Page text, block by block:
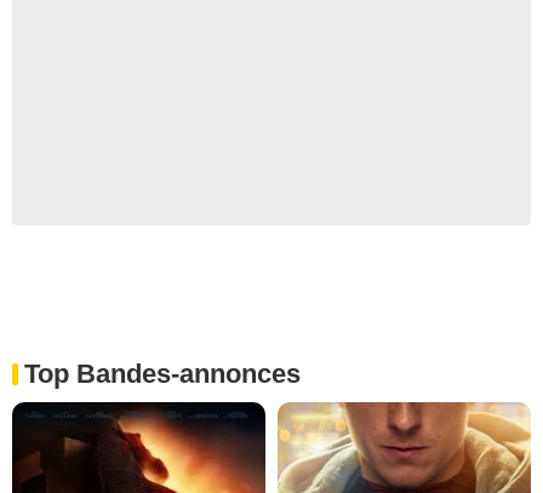
Top Bandes-annonces